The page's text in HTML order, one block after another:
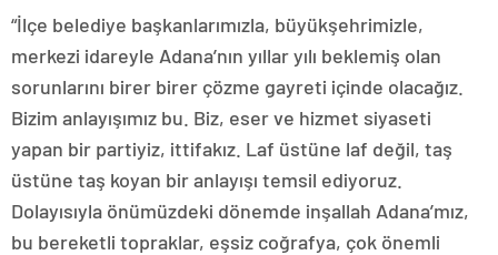
“İlçe belediye başkanlarımızla, büyükşehrimizle,
merkezi idareyle Adana’nın yıllar yılı beklemiş olan
sorunlarını birer birer çözme gayreti içinde olacağız.
Bizim anlayışımız bu. Biz, eser ve hizmet siyaseti
yapan bir partiyiz, ittifakız. Laf üstüne laf değil, taş
üstüne taş koyan bir anlayışı temsil ediyoruz.
Dolayısıyla önümüzdeki dönemde inşallah Adana’mız,
bu bereketli topraklar, eşsiz coğrafya, çok önemli